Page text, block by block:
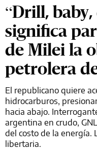
“Drill,
significa
de Milei la
petrolera
El republicano quiere
hidrocarburos,
hacia abajo.
argentina en crudo,
del costo de la energía.
libertaria.